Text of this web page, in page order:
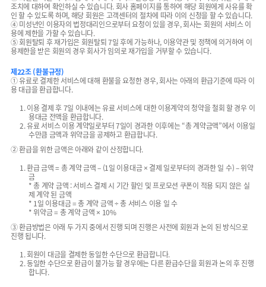
조치에 대하여 확인하실 수 있습니다. 회사 홈페이지를 통하여 해당 회원에게 사유를 확
인 할 수 있도록 하며, 해당 회원은 고객센터의 절차에 따라 이의 신청을 할 수 있습니다.
④ 미성년인 이용자의 법정대리인으로부터 요청이 있을 경우, 회사는 회원의 서비스 이
용에 제한을 가할 수 있습니다.
⑤ 회원탈퇴 후 재가입은 회원탈퇴 7일 후에 가능하나, 이용약관 및 정책에 의거하여 이
용제한을 받은 회원의 경우 회사가 임의로 재가입을 거부할 수 있습니다.
제22조 (환불규정)
① 유료로 결제한 서비스에 대해 환불을 요청한 경우, 회사는 아래의 환급기준에 따라 이
용 대급을 환급합니다.
1. 이용 결제 후 7일 이내에는 유료 서비스에 대한 이용계약의 청약을 철회 할 경우 이
용대금 전액을 환급합니다.
2. 유료 서비스 이용 계약일로부터 7일이 경과한 이후에는 “총 계약금액”에서 이용일
수만큼 금액과 위약금을 공제하고 환급합니다.
② 환급을 위한 금액은 아래와 같이 산정합니다.
1. 환급 금액 = 총 계약 금액 – (1일 이용대금 × 결제 일로부터의 경과한 일 수) – 위약
금
* 총 계약 금액 : 서비스 결제 시 기간 할인 및 프로모션 쿠폰이 적용 되지 않은 실
제 계약 된 금액
* 1일 이용대금 = 총 계약 금액 ÷ 총 서비스 이용 일 수
* 위약금 = 총 계약 금액 × 10%
③ 환급방법은 아래 두 가지 중에서 진행 되며 진행은 사전에 회원과 논의 된 방식으로
진행 됩니다.
1. 회원이 대금을 결제한 동일한 수단으로 환급합니다.
2. 동일한 수단으로 환급이 불가능 할 경우에는 다른 환급수단을 회원과 논의 후 진행
합니다.